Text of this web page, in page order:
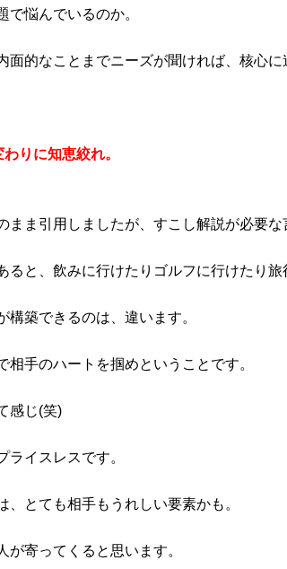
で悩んでいるのか。
面的なことまでニーズが聞ければ、核心に
りに知恵絞れ。
まま引用しましたが、すこし解説が必要な
ると、飲みに行けたりゴルフに行けたり旅
構築できるのは、違います。
相手のハートを掴めということです。
感じ(笑)
ライスレスです。
、とても相手もうれしい要素かも。
が寄ってくると思います。